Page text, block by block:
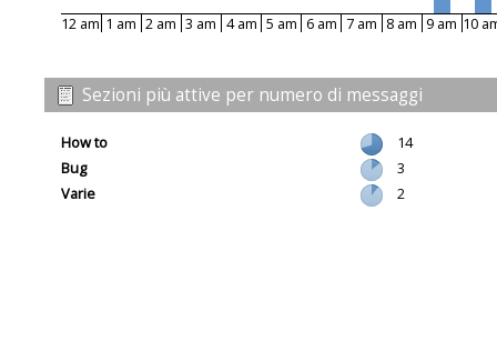
12 am 1 am 2 am 3 am 4 am 5 am 6 am 7 am 8 am 9 am 10
Sezioni più attive per numero di messaggi
How to
14
Bug
3
Varie
2